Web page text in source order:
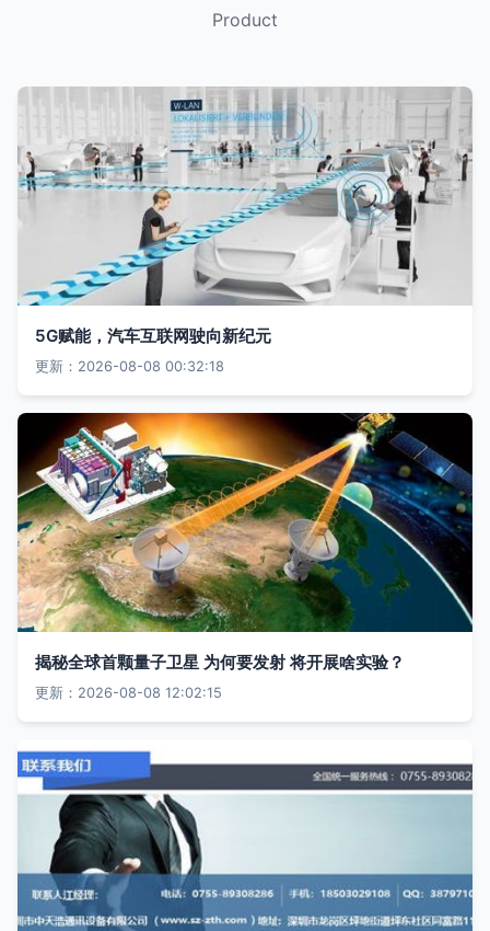
Product
5G赋能，汽车互联网驶向新纪元
更新：2026-08-08 00:32:18
揭秘全球首颗量子卫星 为何要发射 将开展啥实验？
更新：2026-08-08 12:02:15